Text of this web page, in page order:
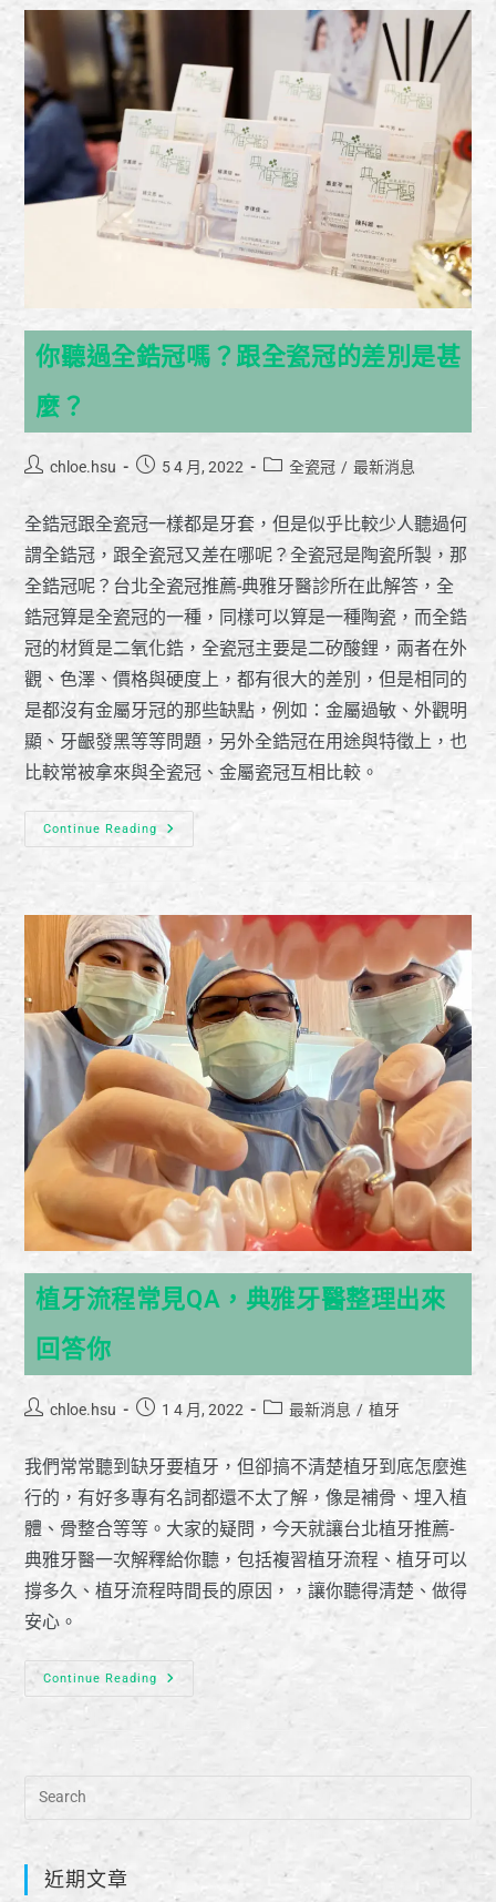
你聽過全鋯冠嗎？跟全瓷冠的差別是甚
麼？
chloe.hsu 5 4 月, 2022 全瓷冠 / 最新消息
全鋯冠跟全瓷冠一樣都是牙套，但是似乎比較少人聽過何
謂全鋯冠，跟全瓷冠又差在哪呢？全瓷冠是陶瓷所製，那
全鋯冠呢？台北全瓷冠推薦-典雅牙醫診所在此解答，全
鋯冠算是全瓷冠的一種，同樣可以算是一種陶瓷，而全鋯
冠的材質是二氧化鋯，全瓷冠主要是二矽酸鋰，兩者在外
觀、色澤、價格與硬度上，都有很大的差別，但是相同的
是都沒有金屬牙冠的那些缺點，例如：金屬過敏、外觀明
顯、牙齦發黑等等問題，另外全鋯冠在用途與特徵上，也
比較常被拿來與全瓷冠、金屬瓷冠互相比較。
Continue Reading
植牙流程常見QA，典雅牙醫整理出來
回答你
chloe.hsu 1 4 月, 2022 最新消息 / 植牙
我們常常聽到缺牙要植牙，但卻搞不清楚植牙到底怎麼進
行的，有好多專有名詞都還不太了解，像是補骨、埋入植
體、骨整合等等。大家的疑問，今天就讓台北植牙推薦-
典雅牙醫一次解釋給你聽，包括複習植牙流程、植牙可以
撐多久、植牙流程時間長的原因，，讓你聽得清楚、做得
安心。
Continue Reading
近期文章